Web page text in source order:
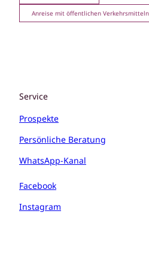
Anreise mit öffentlichen Verkehrsmitteln
Service
Prospekte
Persönliche Beratung
WhatsApp-Kanal
Facebook
Instagram